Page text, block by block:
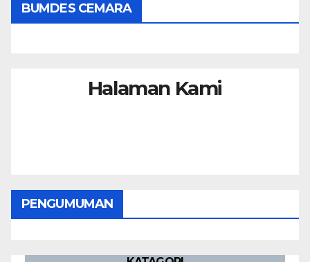
BUMDES CEMARA
Halaman Kami
PENGUMUMAN